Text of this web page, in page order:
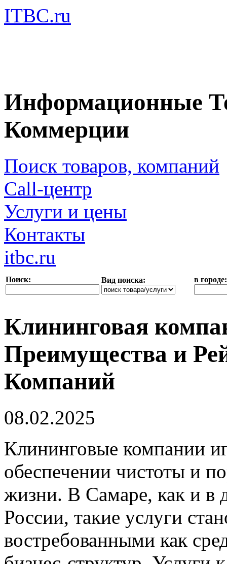
ITBC.ru
Информационные
Коммерции
Поиск товаров, компаний
Call-центр
Услуги и цены
Контакты
itbc.ru
Поиск: Вид поиска: в городе:
Клининговая
Преимущества и
Компаний
08.02.2025
Клининговые компании
обеспечении чистоты и
жизни. В Самаре, как и в
России, такие услуги
востребованными как